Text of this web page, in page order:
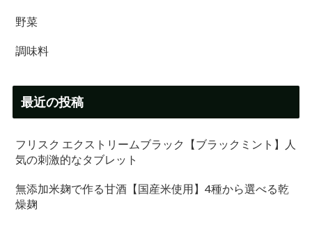
野菜
調味料
最近の投稿
フリスク エクストリームブラック【ブラックミント】人
気の刺激的なタブレット
無添加米麹で作る甘酒【国産米使用】4種から選べる乾
燥麹